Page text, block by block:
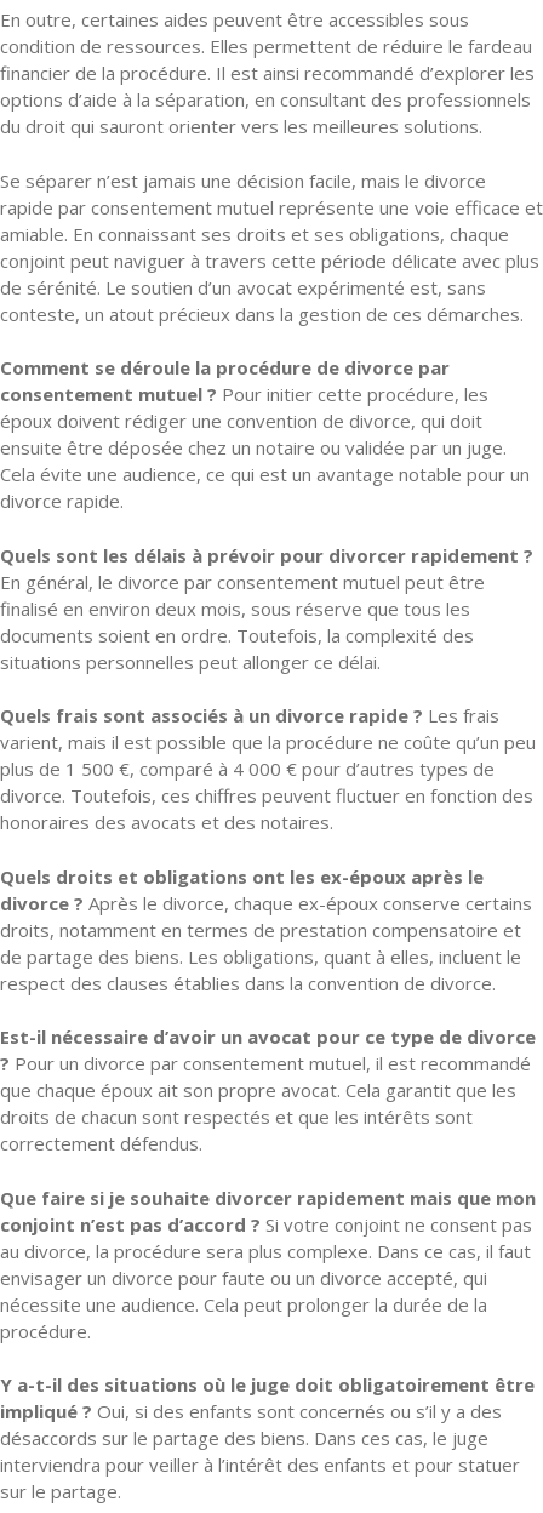
En outre, certaines aides peuvent être accessibles sous
condition de ressources. Elles permettent de réduire le fardeau
financier de la procédure. Il est ainsi recommandé d’explorer les
options d’aide à la séparation, en consultant des professionnels
du droit qui sauront orienter vers les meilleures solutions.
Se séparer n’est jamais une décision facile, mais le divorce
rapide par consentement mutuel représente une voie efficace et
amiable. En connaissant ses droits et ses obligations, chaque
conjoint peut naviguer à travers cette période délicate avec plus
de sérénité. Le soutien d’un avocat expérimenté est, sans
conteste, un atout précieux dans la gestion de ces démarches.
Comment se déroule la procédure de divorce par
consentement mutuel ? Pour initier cette procédure, les
époux doivent rédiger une convention de divorce, qui doit
ensuite être déposée chez un notaire ou validée par un juge.
Cela évite une audience, ce qui est un avantage notable pour un
divorce rapide.
Quels sont les délais à prévoir pour divorcer rapidement ?
En général, le divorce par consentement mutuel peut être
finalisé en environ deux mois, sous réserve que tous les
documents soient en ordre. Toutefois, la complexité des
situations personnelles peut allonger ce délai.
Quels frais sont associés à un divorce rapide ? Les frais
varient, mais il est possible que la procédure ne coûte qu’un peu
plus de 1 500 €, comparé à 4 000 € pour d’autres types de
divorce. Toutefois, ces chiffres peuvent fluctuer en fonction des
honoraires des avocats et des notaires.
Quels droits et obligations ont les ex-époux après le
divorce ? Après le divorce, chaque ex-époux conserve certains
droits, notamment en termes de prestation compensatoire et
de partage des biens. Les obligations, quant à elles, incluent le
respect des clauses établies dans la convention de divorce.
Est-il nécessaire d’avoir un avocat pour ce type de divorce
? Pour un divorce par consentement mutuel, il est recommandé
que chaque époux ait son propre avocat. Cela garantit que les
droits de chacun sont respectés et que les intérêts sont
correctement défendus.
Que faire si je souhaite divorcer rapidement mais que mon
conjoint n’est pas d’accord ? Si votre conjoint ne consent pas
au divorce, la procédure sera plus complexe. Dans ce cas, il faut
envisager un divorce pour faute ou un divorce accepté, qui
nécessite une audience. Cela peut prolonger la durée de la
procédure.
Y a-t-il des situations où le juge doit obligatoirement être
impliqué ? Oui, si des enfants sont concernés ou s’il y a des
désaccords sur le partage des biens. Dans ces cas, le juge
interviendra pour veiller à l’intérêt des enfants et pour statuer
sur le partage.